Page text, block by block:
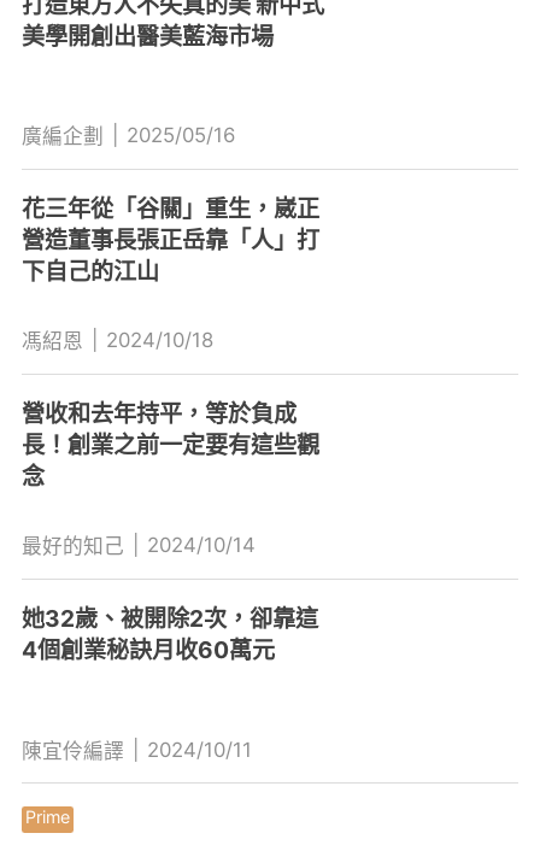
美學開創出醫美藍海市場
廣編企劃 2025/05/16
花三年從「谷關」重生，崴正
營造董事長張正岳靠「人」打
下自己的江山
馮紹恩 2024/10/18
營收和去年持平，等於負成
長！創業之前一定要有這些觀
念
最好的知己 2024/10/14
她32歲、被開除2次，卻靠這
4個創業秘訣月收60萬元
陳宜伶編譯 2024/10/11